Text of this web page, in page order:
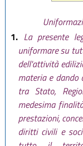
1. La presente
uniformare su
dell'attività
materia e dando
tra Stato,
medesima
prestazioni,
diritti civili e